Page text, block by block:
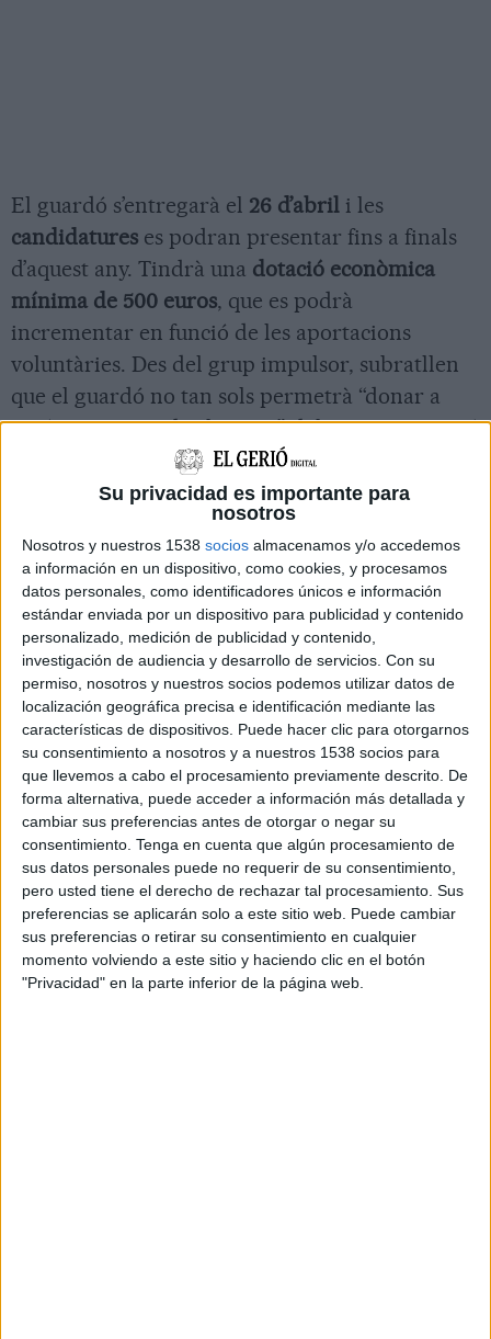
Su privacidad es importante para
nosotros
Nosotros y nuestros 1538 socios almacenamos y/o accedemos
a información en un dispositivo, como cookies, y procesamos
datos personales, como identificadores únicos e información
estándar enviada por un dispositivo para publicidad y contenido
personalizado, medición de publicidad y contenido,
investigación de audiencia y desarrollo de servicios. Con su
permiso, nosotros y nuestros socios podemos utilizar datos de
localización geográfica precisa e identificación mediante las
características de dispositivos. Puede hacer clic para otorgarnos
su consentimiento a nosotros y a nuestros 1538 socios para
que llevemos a cabo el procesamiento previamente descrito. De
forma alternativa, puede acceder a información más detallada y
cambiar sus preferencias antes de otorgar o negar su
consentimiento. Tenga en cuenta que algún procesamiento de
sus datos personales puede no requerir de su consentimiento,
pero usted tiene el derecho de rechazar tal procesamiento. Sus
preferencias se aplicarán solo a este sitio web. Puede cambiar
sus preferencias o retirar su consentimiento en cualquier
momento volviendo a este sitio y haciendo clic en el botón
"Privacidad" en la parte inferior de la página web.
El guardó s’entregarà el 26 d’abril i les
candidatures es podran presentar fins a finals
d’aquest any. Tindrà una dotació econòmica
mínima de 500 euros, que es podrà
incrementar en funció de les aportacions
voluntàries. Des del grup impulsor, subratllen
que el guardó no tan sols permetrà “donar a
conèixer i recordar la tasca” del cooperant, sinó
també “visibilitzar aquellsJoaquim Vallmajó
que hi ha avui a comarques gironines”.
El
Premi Joaquim Vallmajó
, que impulsa la
Coordinadora d’ONG Solidàries, vol reconèixer
“el compromís i la tasca de persones, entitats i
col·lectius que treballen per lasolidaritat
cooperació, lapau, laveritati lajustícia social
Es lliurarà per primer cop el26 d’abril -i a
partir d’aquí, anualment en aquesta data-
coincidint amb el dia en quèVallmajóva morir
assassinat a Rwanda.
Des del grup impulsor del guardó, el seu
representant a l’ Alt Empordà,Josep Maria
Bonet, subratlla que entre els objectius del
premi hi ha tambédifondre la tascaque va fer
el cooperant i donar-lo a conèixer a lesnoves